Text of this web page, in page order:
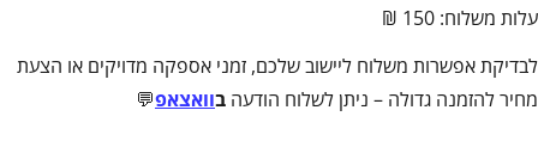
עלות משלוח: 150 ₪
לבדיקת אפשרות משלוח ליישוב שלכם, זמני אספקה מדויקים או הצעת
מחיר להזמנה גדולה – ניתן לשלוח הודעה בוואצאפ💬